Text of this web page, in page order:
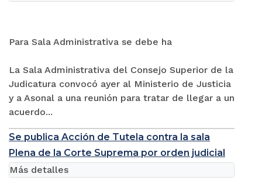
Para Sala Administrativa se debe ha
La Sala Administrativa del Consejo Superior de la
Judicatura convocó ayer al Ministerio de Justicia
y a Asonal a una reunión para tratar de llegar a un
acuerdo...
Se publica Acción de Tutela contra la sala
Plena de la Corte Suprema por orden judicial
Más detalles